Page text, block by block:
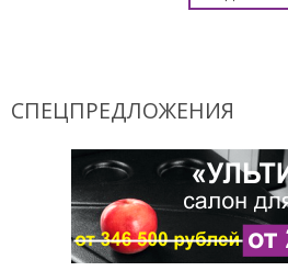
СПЕЦПРЕДЛОЖЕНИЯ